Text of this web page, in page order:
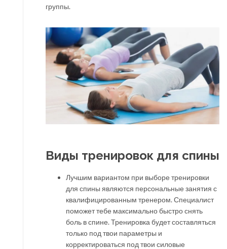
группы.
Виды тренировок для спины
Лучшим вариантом при выборе тренировки
для спины являются персональные занятия с
квалифицированным тренером. Специалист
поможет тебе максимально быстро снять
боль в спине. Тренировка будет составляться
только под твои параметры и
корректироваться под твои силовые